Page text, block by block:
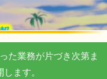
た業務が片づき次第ま
ます。